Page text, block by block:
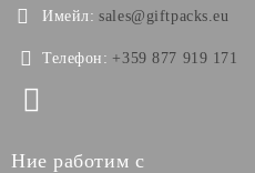
Имейл: sales@giftpacks.eu
Телефон: +359 877 919 171
Ние работим с